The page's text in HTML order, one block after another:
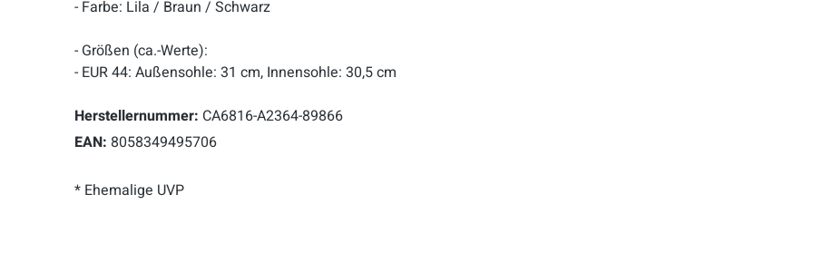
- Farbe: Lila / Braun / Schwarz
- Größen (ca.-Werte):
- EUR 44: Außensohle: 31 cm, Innensohle: 30,5 cm
Herstellernummer: CA6816-A2364-89866
EAN: 8058349495706
* Ehemalige UVP